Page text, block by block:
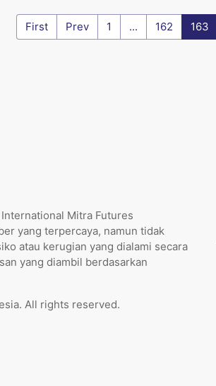
First Prev 1 ... 162 163
Mitra Futures
yang terpercaya, namun tidak
atau kerugian yang dialami secara
yang diambil berdasarkan
All rights reserved.